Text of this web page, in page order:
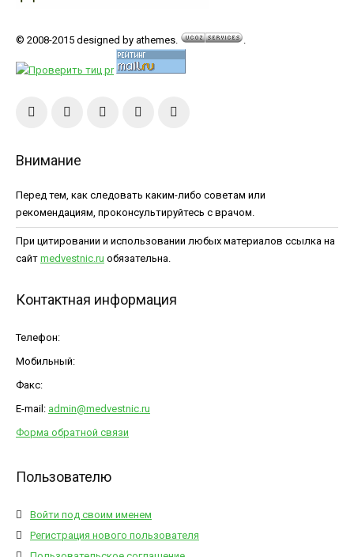
© 2008-2015 designed by athemes. .
Внимание
Перед тем, как следовать каким-либо советам или
рекомендациям, проконсультируйтесь с врачом.
При цитировании и использовании любых материалов ссылка на
сайт medvestnic.ru обязательна.
Контактная информация
Телефон:
Мобильный:
Факс:
E-mail: admin@medvestnic.ru
Форма обратной связи
Пользователю
Войти под своим именем
Регистрация нового пользователя